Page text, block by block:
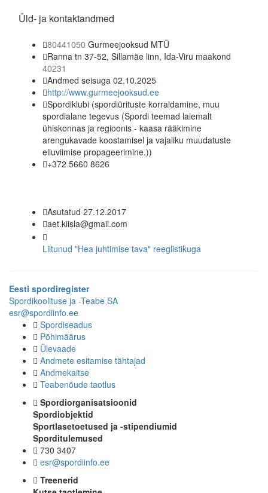
Üld- ja kontaktandmed
80441050 Gurmeejooksud MTÜ
Ranna tn 37-52, Sillamäe linn, Ida-Viru maakond
40231
Andmed seisuga 02.10.2025
http://www.gurmeejooksud.ee
Spordiklubi (spordiürituste korraldamine, muu
spordialane tegevus (Spordi teemad laiemalt
ühiskonnas ja regioonis - kaasa rääkimine
arengukavade koostamisel ja vajaliku muudatuste
elluviimise propageerimine.))
+372 5660 8626
Asutatud 27.12.2017
aet.kiisla@gmail.com
Liitunud "Hea juhtimise tava" reeglistikuga
Eesti spordiregister
Spordikoolituse ja -Teabe SA
esr@spordiinfo.ee
Spordiseadus
Põhimäärus
Ülevaade
Andmete esitamise tähtajad
Andmekaitse
Teabenõude taotlus
Spordiorganisatsioonid
Spordiobjektid
Sportlasetoetused ja -stipendiumid
Sporditulemused
730 3407
esr@spordiinfo.ee
Treenerid